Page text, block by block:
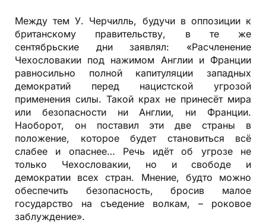
Между тем У. Черчилль, будучи в оппозиции к
британскому правительству, в те же
сентябрьские дни заявлял: «Расчленение
Чехословакии под нажимом Англии и Франции
равносильно полной капитуляции западных
демократий перед нацистской угрозой
применения силы. Такой крах не принесёт мира
или безопасности ни Англии, ни Франции.
Наоборот, он поставил эти две страны в
положение, которое будет становиться всё
слабее и опаснее… Речь идёт об угрозе не
только Чехословакии, но и свободе и
демократии всех стран. Мнение, будто можно
обеспечить безопасность, бросив малое
государство на съедение волкам, – роковое
заблуждение».